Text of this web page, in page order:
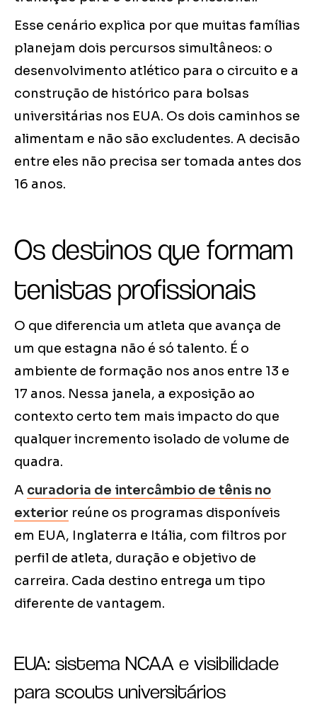
Esse cenário explica por que muitas famílias
planejam dois percursos simultâneos: o
desenvolvimento atlético para o circuito e a
construção de histórico para bolsas
universitárias nos EUA. Os dois caminhos se
alimentam e não são excludentes. A decisão
entre eles não precisa ser tomada antes dos
16 anos.
Os destinos que formam
tenistas profissionais
O que diferencia um atleta que avança de
um que estagna não é só talento. É o
ambiente de formação nos anos entre 13 e
17 anos. Nessa janela, a exposição ao
contexto certo tem mais impacto do que
qualquer incremento isolado de volume de
quadra.
A curadoria de intercâmbio de tênis no
exterior reúne os programas disponíveis
em EUA, Inglaterra e Itália, com filtros por
perfil de atleta, duração e objetivo de
carreira. Cada destino entrega um tipo
diferente de vantagem.
EUA: sistema NCAA e visibilidade
para scouts universitários